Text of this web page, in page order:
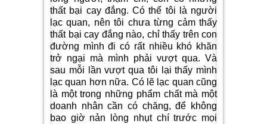
thất bại cay đắng. Có thể tôi là người
lạc quan, nên tôi chưa từng cảm thấy
thất bại cay đắng nào, chỉ thấy trên con
đường mình đi có rất nhiều khó khăn
trở ngại mà mình phải vượt qua. Và
sau mỗi lần vượt qua tôi lại thấy mình
lạc quan hơn nữa. Có lẽ lạc quan cũng
là một trong những phẩm chất mà một
doanh nhân cần có chăng, để không
bao giờ nản lòng nhụt chí trước mọi